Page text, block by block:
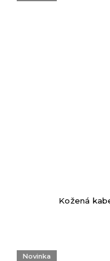
Kožená
Novinka